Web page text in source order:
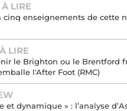
LIRE
cinq enseignements de cette
LIRE
le Brighton ou le Brentford
l'After Foot (RMC)
et dynamique » : l’analyse